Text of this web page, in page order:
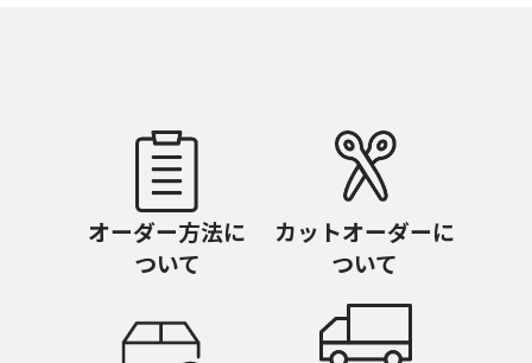
オーダー方法に
ついて
カットオーダーに
ついて